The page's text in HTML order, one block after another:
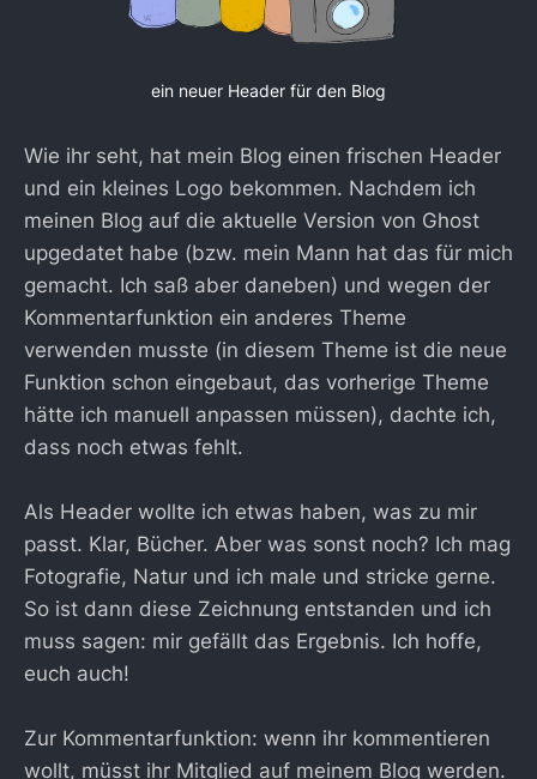
ein neuer Header für den Blog
Wie ihr seht, hat mein Blog einen frischen Header
und ein kleines Logo bekommen. Nachdem ich
meinen Blog auf die aktuelle Version von Ghost
upgedatet habe (bzw. mein Mann hat das für mich
gemacht. Ich saß aber daneben) und wegen der
Kommentarfunktion ein anderes Theme
verwenden musste (in diesem Theme ist die neue
Funktion schon eingebaut, das vorherige Theme
hätte ich manuell anpassen müssen), dachte ich,
dass noch etwas fehlt.
Als Header wollte ich etwas haben, was zu mir
passt. Klar, Bücher. Aber was sonst noch? Ich mag
Fotografie, Natur und ich male und stricke gerne.
So ist dann diese Zeichnung entstanden und ich
muss sagen: mir gefällt das Ergebnis. Ich hoffe,
euch auch!
Zur Kommentarfunktion: wenn ihr kommentieren
wollt, müsst ihr Mitglied auf meinem Blog werden.